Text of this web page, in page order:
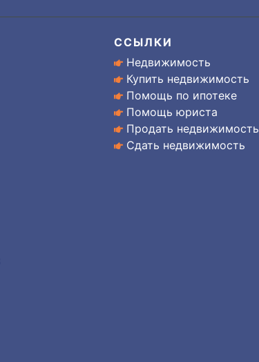
ССЫЛКИ
Недвижимость
Купить недвижимость
Помощь по ипотеке
Помощь юриста
Продать недвижимость
Сдать недвижимость